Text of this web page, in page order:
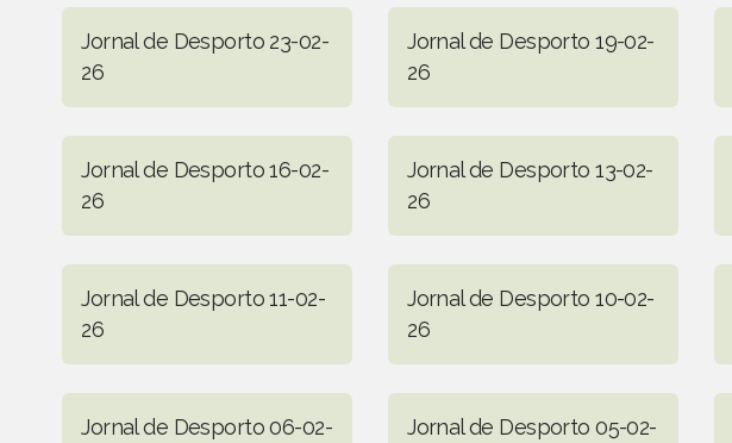
Jornal de Desporto 23-02-
26
Jornal de Desporto 19-02-
26
Jornal de Desporto 16-02-
26
Jornal de Desporto 13-02-
26
Jornal de Desporto 11-02-
26
Jornal de Desporto 10-02-
26
Jornal de Desporto 06-02-
Jornal de Desporto 05-02-